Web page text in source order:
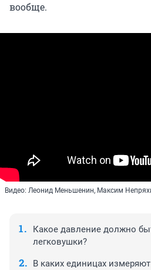
вообще.
Видео: Леонид Меньшенин, Максим
Какое давление должно
легковушки?
В каких единицах